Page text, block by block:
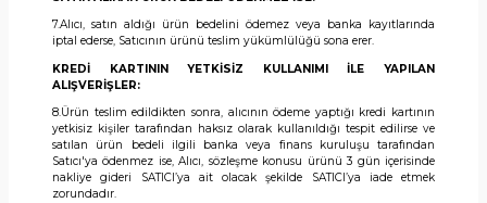
7.Alıcı, satın aldığı ürün bedelini ödemez veya banka kayıtlarında
iptal ederse, Satıcının ürünü teslim yükümlülüğü sona erer.
KREDİ KARTININ YETKİSİZ KULLANIMI İLE YAPILAN
ALIŞVERİŞLER:
8.Ürün teslim edildikten sonra, alıcının ödeme yaptığı kredi kartının
yetkisiz kişiler tarafından haksız olarak kullanıldığı tespit edilirse ve
satılan ürün bedeli ilgili banka veya finans kuruluşu tarafından
Satıcı'ya ödenmez ise, Alıcı, sözleşme konusu ürünü 3 gün içerisinde
nakliye gideri SATICI’ya ait olacak şekilde SATICI’ya iade etmek
zorundadır.